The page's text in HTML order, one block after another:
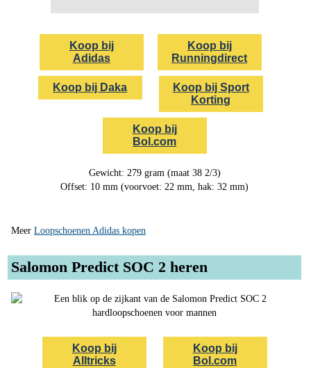
Koop bij
Adidas
Koop bij
Runningdirect
Koop bij Daka
Koop bij Sport
Korting
Koop bij
Bol.com
Gewicht: 279 gram (maat 38 2/3)
Offset: 10 mm (voorvoet: 22 mm, hak: 32 mm)
Meer Loopschoenen Adidas kopen
Salomon Predict SOC 2 heren
Koop bij
Alltricks
Koop bij
Bol.com